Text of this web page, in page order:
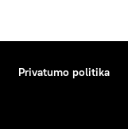
Privatumo politika